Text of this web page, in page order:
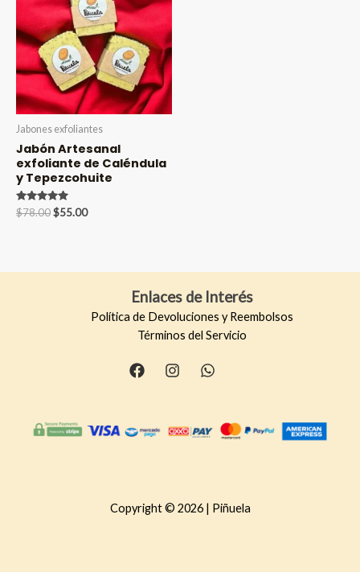
Jabones exfoliantes
Jabón Artesanal
exfoliante de Caléndula
y Tepezcohuite
Valorado en
5.00
$78.00Original
$55.00Current
Enlaces de Interés
Política de Devoluciones y Reembolsos
Términos del Servicio
Copyright © 2026 | Piñuela